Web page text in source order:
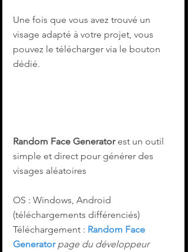
Une fois que vous avez trouvé un
visage adapté à votre projet, vous
pouvez le télécharger via le bouton
dédié.
Random Face Generator est un outil
simple et direct pour générer des
visages aléatoires
OS : Windows, Android
(téléchargements différenciés)
Téléchargement : Random Face
Generator page du développeur